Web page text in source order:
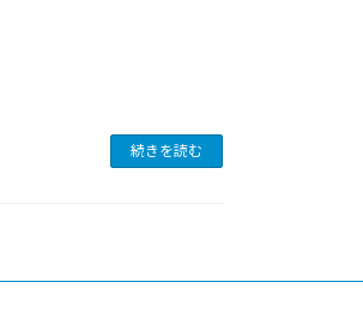
続きを読む